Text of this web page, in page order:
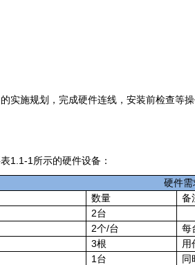
实施规划，完成硬件连线，安装前检查等操
1.1-1 所示的硬件设备：
硬件需
数量
备
2台
2个/台
每
3根
用
1 台 同